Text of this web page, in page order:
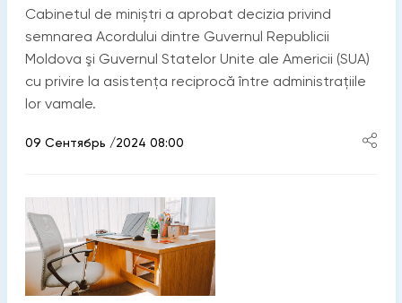
Cabinetul de miniștri a aprobat decizia privind
semnarea Acordului dintre Guvernul Republicii
Moldova şi Guvernul Statelor Unite ale Americii (SUA)
cu privire la asistența reciprocă între administrațiile
lor vamale.
09 Сентябрь /2024 08:00